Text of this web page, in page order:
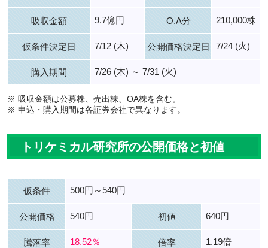
吸収金額 9.7億円 O.A分 210,000株
仮条件決定日 7/12 (木) 公開価格決定日 7/24 (火)
購入期間 7/26 (木) ～ 7/31 (火)
※ 吸収金額は公募株、売出株、OA株を含む。
※ 申込・購入期間は各証券会社で異なります。
トリケミカル研究所の公開価格と初値
仮条件 500円～540円
公開価格 540円 初値 640円
騰落率 18.52％ 倍率 1.19倍